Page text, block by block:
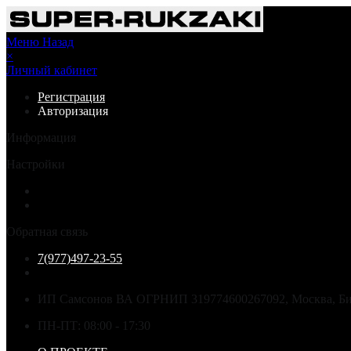
Меню Назад
×
Личный кабинет
Регистрация
Авторизация
Информация
Настройки
Обратная связь
7(977)497-23-55
ИП Самсонов ВА ОГРНИП 319774600267092, Москва,
ПН-ПТ: 08:00 - 17:30